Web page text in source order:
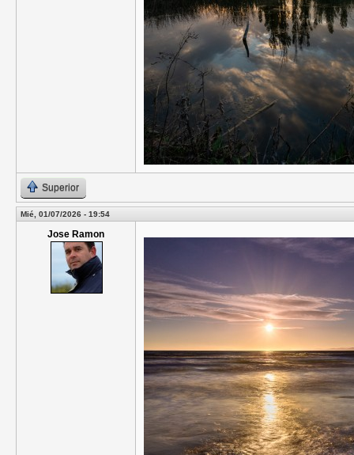
Superior
Mié, 01/07/2026 - 19:54
Jose Ramon